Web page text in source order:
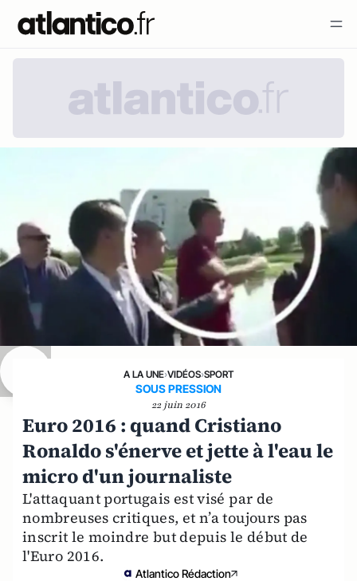
A LA UNE›VIDÉOS›SPORT
SOUS PRESSION
22 juin 2016
Euro 2016 : quand Cristiano
Ronaldo s'énerve et jette à l'eau le
micro d'un journaliste
L'attaquant portugais est visé par de
nombreuses critiques, et n’a toujours pas
inscrit le moindre but depuis le début de
l'Euro 2016.
Atlantico Rédaction